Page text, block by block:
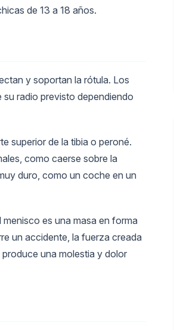
de 13 a 18 años.
y soportan la rótula. Los
radio previsto dependiendo
superior de la tibia o peroné.
como caerse sobre la
duro, como un coche en un
es una masa en forma
un accidente, la fuerza creada
una molestia y dolor